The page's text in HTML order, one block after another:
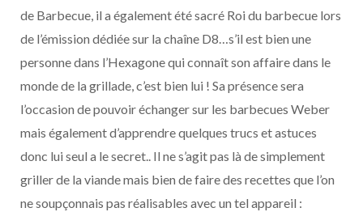
de Barbecue, il a également été sacré Roi du barbecue lors
de l’émission dédiée sur la chaîne D8…s’il est bien une
personne dans l’Hexagone qui connaît son affaire dans le
monde de la grillade, c’est bien lui ! Sa présence sera
l’occasion de pouvoir échanger sur les barbecues Weber
mais également d’apprendre quelques trucs et astuces
donc lui seul a le secret.. Il ne s’agit pas là de simplement
griller de la viande mais bien de faire des recettes que l’on
ne soupçonnais pas réalisables avec un tel appareil :